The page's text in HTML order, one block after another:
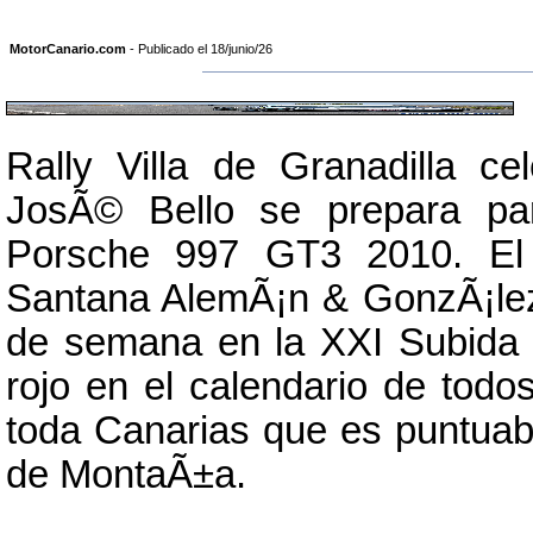
MotorCanario.com - Publicado el 18/junio/26
Rally Villa de Granadilla
JosÃ© Bello se prepara
Porsche 997 GT3 2010.
Santana AlemÃ¡n &
de semana en la XXI
rojo en el calendario de
toda Canarias que es
de MontaÃ±a.